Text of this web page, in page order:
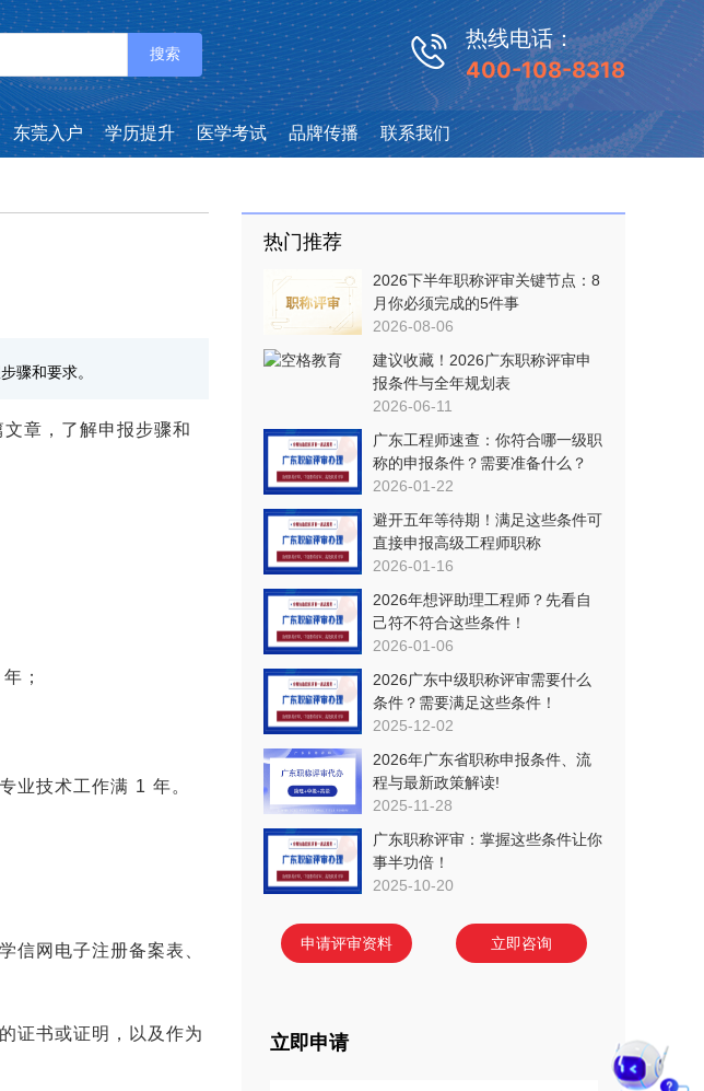
搜索
热线电话：
400-108-8318
东莞入户 学历提升 医学考试 品牌传播 联系我们
骤和要求。
章，了解申报步骤和
；
业技术工作满 1 年。
信网电子注册备案表、
证书或证明，以及作为
热门推荐
2026下半年职称评审关键节点：8
月你必须完成的5件事
2026-08-06
建议收藏！2026广东职称评审申
报条件与全年规划表
2026-06-11
广东工程师速查：你符合哪一级职
称的申报条件？需要准备什么？
2026-01-22
避开五年等待期！满足这些条件可
直接申报高级工程师职称
2026-01-16
2026年想评助理工程师？先看自
己符不符合这些条件！
2026-01-06
2026广东中级职称评审需要什么
条件？需要满足这些条件！
2025-12-02
2026年广东省职称申报条件、流
程与最新政策解读!
2025-11-28
广东职称评审：掌握这些条件让你
事半功倍！
2025-10-20
申请评审资料 立即咨询
立即申请